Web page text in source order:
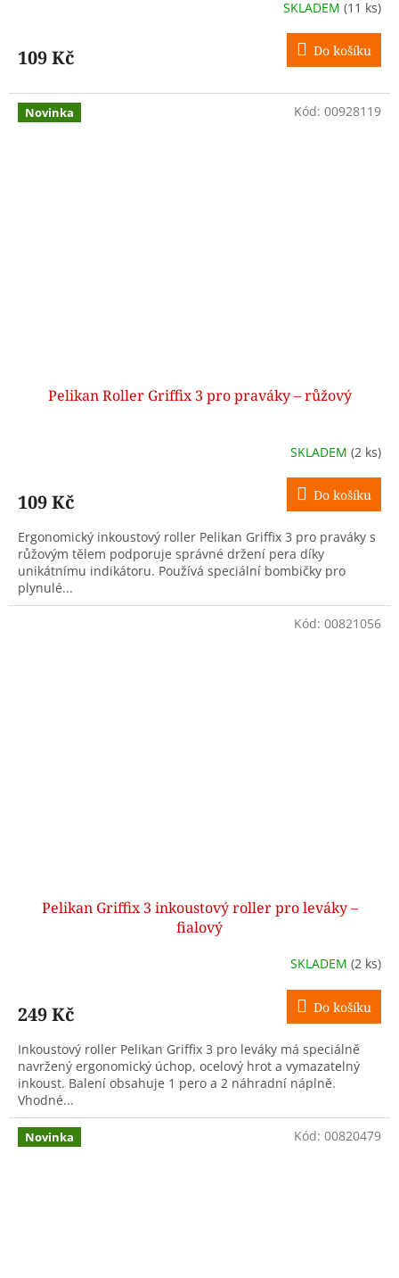
SKLADEM (11 ks)
109 Kč Do košíku
Novinka
Pelikan Roller Griffix 3 pro praváky – růžový
SKLADEM (2 ks)
109 Kč Do košíku
Ergonomický inkoustový roller Pelikan Griffix 3 pro praváky s
růžovým tělem podporuje správné držení pera díky
unikátnímu indikátoru. Používá speciální bombičky pro
plynulé...
Kód: 00928119
Pelikan Griffix 3 inkoustový roller pro leváky –
fialový
SKLADEM (2 ks)
249 Kč Do košíku
Inkoustový roller Pelikan Griffix 3 pro leváky má speciálně
navržený ergonomický úchop, ocelový hrot a vymazatelný
inkoust. Balení obsahuje 1 pero a 2 náhradní náplně.
Vhodné...
Kód: 00821056
Novinka Kód: 00820479